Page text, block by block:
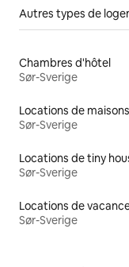
Autres types de
Chambres d'hôtel
Sør-Sverige
Sør-Sverige
Locations de tiny
Sør-Sverige
Sør-Sverige